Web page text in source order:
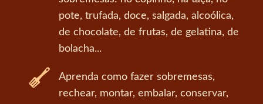
pote, trufada, doce, salgada, alcoólica,
de chocolate, de frutas, de gelatina, de
bolacha...
Aprenda como fazer sobremesas,
rechear, montar, embalar, conservar,